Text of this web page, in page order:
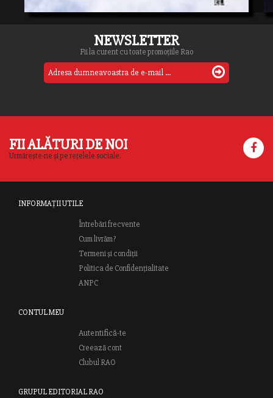
NEWSLETTER
Fii la curent cu toate promoțiile Rao
FII ALĂTURI DE NOI
Urmărește-ne și pe rețelele sociale.
INFORMAȚII UTILE
Întrebări frecvente
Cum livrăm?
Termeni și condiții
Politica de Confidențialitate
ANPC
CONTUL MEU
Autentifică-te
Creează cont
Clubul RAO
GRUPUL EDITORIAL RAO